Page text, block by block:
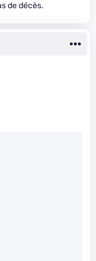
de décès.